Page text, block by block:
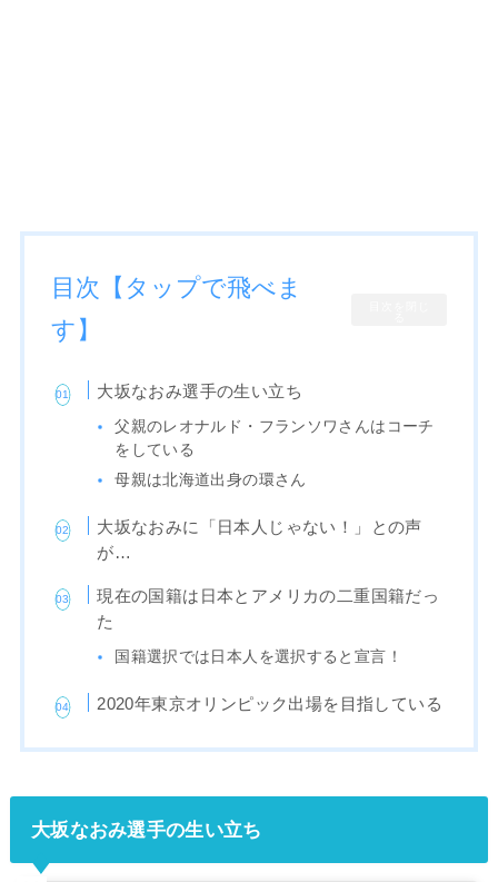
目次【タップで飛べま
す】
大坂なおみ選手の生い立ち
父親のレオナルド・フランソワさんはコーチ
をしている
母親は北海道出身の環さん
大坂なおみに「日本人じゃない！」との声
が…
現在の国籍は日本とアメリカの二重国籍だっ
た
国籍選択では日本人を選択すると宣言！
2020年東京オリンピック出場を目指している
大坂なおみ選手の生い立ち